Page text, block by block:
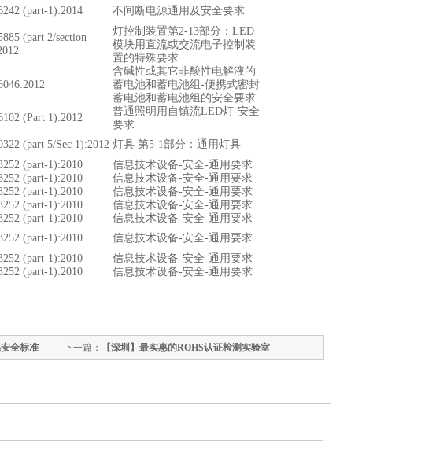
(part-1):2014 不间断电源通用及安全要求
(part 2/section
灯控制装置第2-13部分：LED
模块用直流或交流电子控制装
置的特殊要求
含碱性或其它非酸性电解液的
蓄电池和蓄电池组-便携式密封
蓄电池和蓄电池组的安全要求
(Part 1):2012
普通照明用自镇流LED灯-安全
要求
(part 5/Sec 1):2012 灯具 第5-1部分：通用灯具
(part-1):2010
信息技术设备-安全-通用要求
(part-1):2010
信息技术设备-安全-通用要求
(part-1):2010
信息技术设备-安全-通用要求
(part-1):2010
信息技术设备-安全-通用要求
(part-1):2010
信息技术设备-安全-通用要求
(part-1):2010
信息技术设备-安全-通用要求
(part-1):2010
信息技术设备-安全-通用要求
(part-1):2010 信息技术设备-安全-通用要求
下一篇： 【深圳】最实惠的ROHS认证检测实验室
全标准